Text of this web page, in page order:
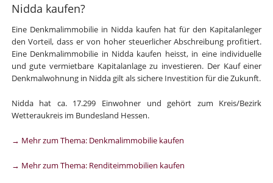
Nidda kaufen?
Eine Denkmalimmobilie in Nidda kaufen hat für den Kapitalanleger
den Vorteil, dass er von hoher steuerlicher Abschreibung profitiert.
Eine Denkmalimmobilie in Nidda kaufen heisst, in eine individuelle
und gute vermietbare Kapitalanlage zu investieren. Der Kauf einer
Denkmalwohnung in Nidda gilt als sichere Investition für die Zukunft.
Nidda hat ca. 17.299 Einwohner und gehört zum Kreis/Bezirk
Wetteraukreis im Bundesland Hessen.
→ Mehr zum Thema: Denkmalimmobilie kaufen
→ Mehr zum Thema: Renditeimmobilien kaufen